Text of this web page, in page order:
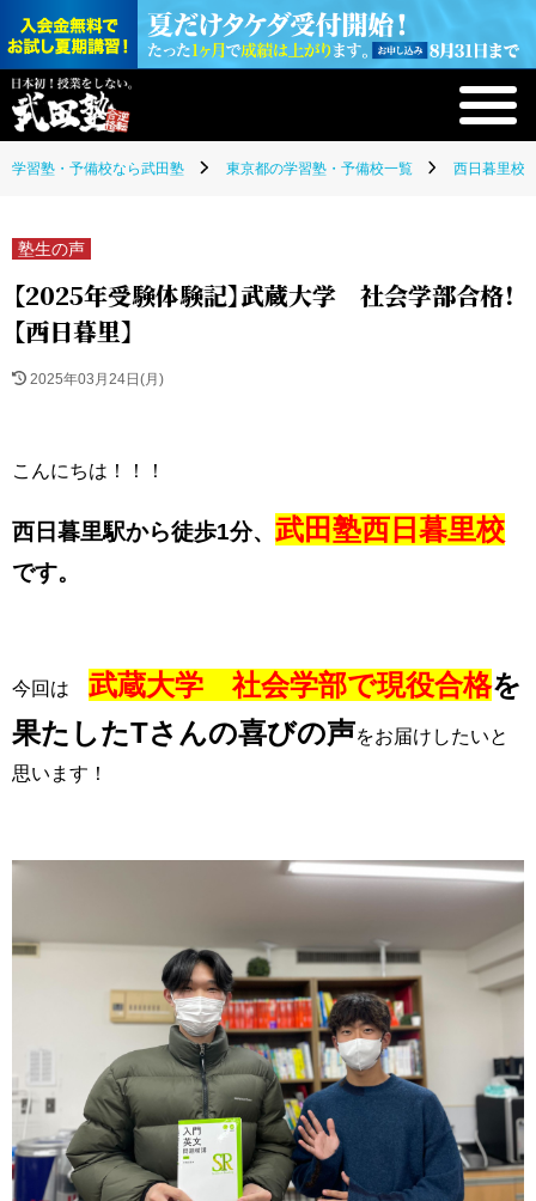
学習塾・予備校なら武田塾 東京都の学習塾・予備校一覧 西日暮里校(
塾生の声
【2025年受験体験記】武蔵大学 社会学部合格！
【西日暮里】
2025年03月24日(月)
こんにちは！！！
西日暮里駅から徒歩1分、 武田塾西日暮里校
です。
今回は 武蔵大学 社会学部で現役合格を
果たしたTさんの喜びの声をお届けしたいと
思います！